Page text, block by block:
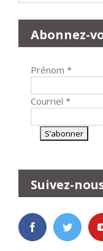
Abonnez-
Prénom *
Courriel *
Suivez-